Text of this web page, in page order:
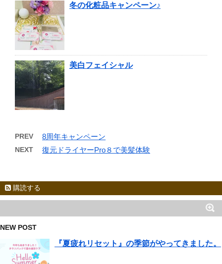
冬の化粧品キャンペーン♪
美白フェイシャル
PREV 8周年キャンペーン
NEXT 復元ドライヤーPro８で美髪体験
購読する
NEW POST
『夏疲れリセット』の季節がやってきました。